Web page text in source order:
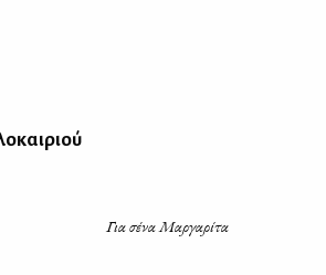
Για σέ­να Μαρ­γα­ρί­τα